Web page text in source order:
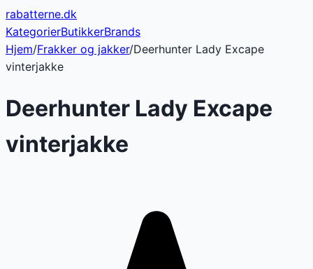
rabatterne.dk
KategorierButikkerBrands
Hjem/Frakker og jakker/Deerhunter Lady Excape
vinterjakke
Deerhunter Lady Excape
vinterjakke